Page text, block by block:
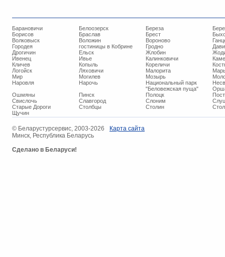
Барановичи Белоозерск Береза
Борисов
Браслав Брест
Волковыск
Воложин Вороново
Городея
гостиницы в Кобрине Гродно
Дрогичин
Ельск Жлобин
Ивенец
Ивье Калинковичи
Кличев
Копыль Кореличи
Логойск
Ляховичи Малорита
Мир
Могилев Мозырь
Наровля
Нарочь
Национальный парк
"Беловежская пуща"
Ошмяны
Пинск Полоцк
Свислочь
Славгород Слоним
Старые Дороги
Столбцы Столин
Щучин
© ​Беларустурсервис, 2003-2026
Минск, Республика Беларусь
Сделано в Беларуси!
Карта сайта